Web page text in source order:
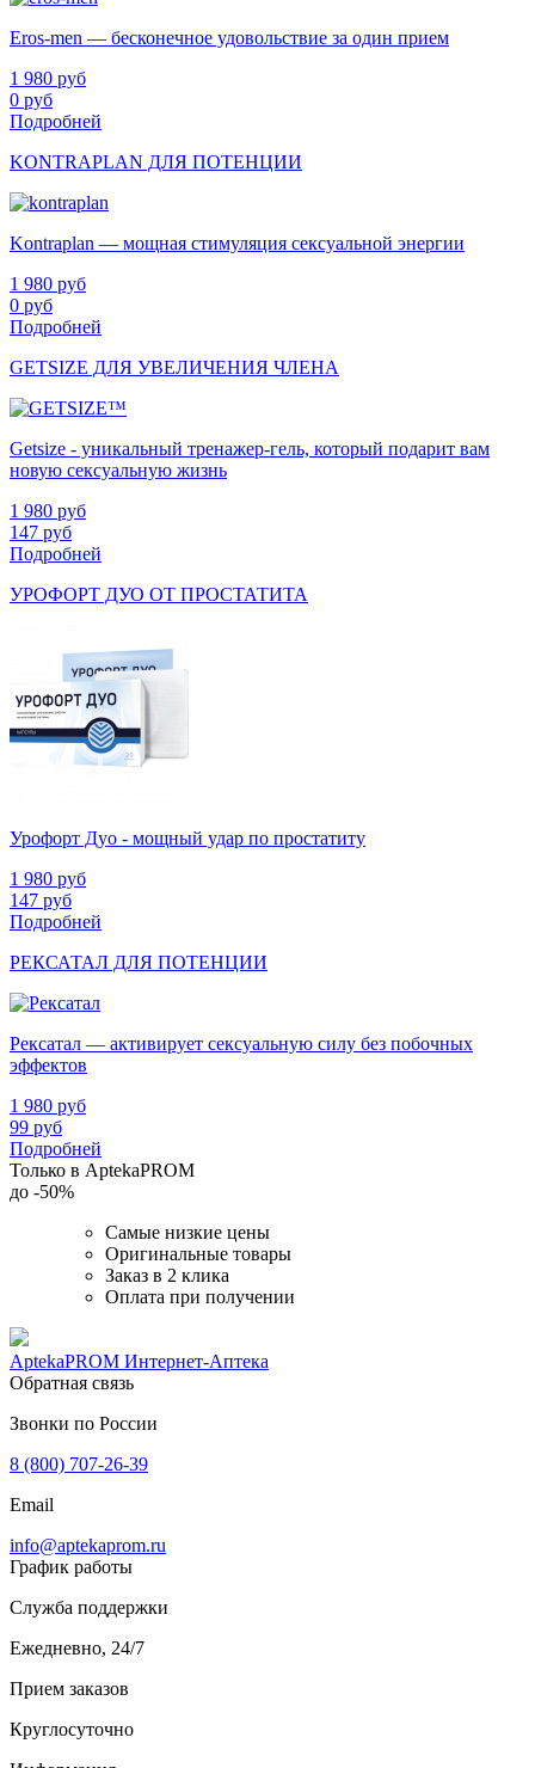
Eros-men — бесконечное удовольствие за один прием
1 980 руб
0 руб
Подробней
KONTRAPLAN ДЛЯ ПОТЕНЦИИ
Kontraplan — мощная стимуляция сексуальной энергии
1 980 руб
0 руб
Подробней
GETSIZE ДЛЯ УВЕЛИЧЕНИЯ ЧЛЕНА
Getsize - уникальный тренажер-гель, который подарит вам
новую сексуальную жизнь
1 980 руб
147 руб
Подробней
УРОФОРТ ДУО ОТ ПРОСТАТИТА
Урофорт Дуо - мощный удар по простатиту
1 980 руб
147 руб
Подробней
РЕКСАТАЛ ДЛЯ ПОТЕНЦИИ
Рексатал — активирует сексуальную силу без побочных
эффектов
1 980 руб
99 руб
Подробней
Только в AptekaPROM
до -50%
Самые низкие цены
Оригинальные товары
Заказ в 2 клика
Оплата при получении
AptekaPROM Интернет-Аптека
Обратная связь
Звонки по России
8 (800) 707-26-39
Email
info@aptekaprom.ru
График работы
Служба поддержки
Ежедневно, 24/7
Прием заказов
Круглосуточно